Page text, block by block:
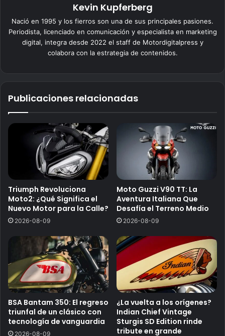
Kevin Kupferberg
Nació en 1995 y los fierros son una de sus principales pasiones.
Periodista, licenciado en comunicación y especialista en marketing
digital, integra desde 2022 el staff de Motordigitalpress y
colabora con la estrategia de contenidos.
Publicaciones relacionadas
Triumph Revoluciona
Moto2: ¿Qué Significa el
Nuevo Motor para la Calle?
2026-08-09
Moto Guzzi V90 TT: La
Aventura Italiana Que
Desafía el Terreno Medio
2026-08-09
BSA Bantam 350: El regreso
triunfal de un clásico con
tecnología de vanguardia
2026-08-09
¿La vuelta a los orígenes?
Indian Chief Vintage
Sturgis SD Edition rinde
tribute en grande